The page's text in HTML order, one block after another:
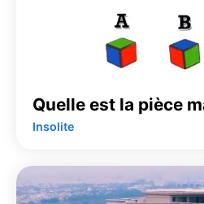
Quelle est la pièce
Insolite